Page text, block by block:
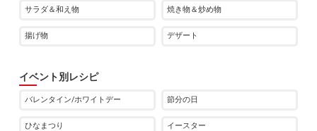
サラダ＆和え物 焼き物＆炒め物
揚げ物 デザート
イベント別レシピ
バレンタイン/ホワイトデー 節分の日
ひなまつり イースター